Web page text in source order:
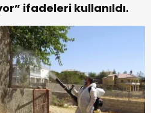
ifadeleri kullanıldı.